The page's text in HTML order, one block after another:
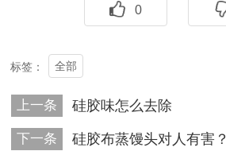
0
标签： 全部
上一条 硅胶味怎么去除
下一条 硅胶布蒸馒头对人有害？